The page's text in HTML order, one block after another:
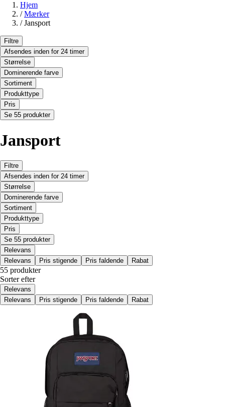
Hjem
/ Mærker
/ Jansport
Filtre
Afsendes inden for 24 timer
Størrelse
Dominerende farve
Sortiment
Produkttype
Pris
Se 55 produkter
Jansport
Filtre
Afsendes inden for 24 timer
Størrelse
Dominerende farve
Sortiment
Produkttype
Pris
Se 55 produkter
Relevans
Relevans
Pris stigende Pris faldende Rabat
55 produkter
Sorter efter
Relevans
Relevans
Pris stigende Pris faldende Rabat